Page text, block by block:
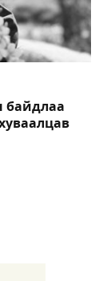
байдлаа